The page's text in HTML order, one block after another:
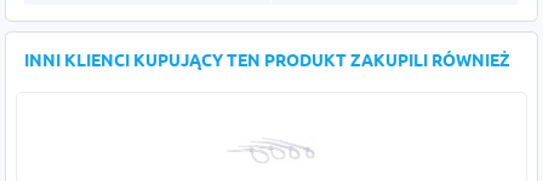
INNI KLIENCI KUPUJĄCY TEN PRODUKT ZAKUPILI RÓWNIEŻ